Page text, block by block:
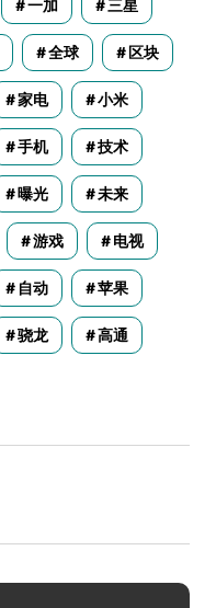
一加 三星
全球 区块
家电 小米
手机 技术
曝光 未来
游戏 电视
自动 苹果
骁龙 高通